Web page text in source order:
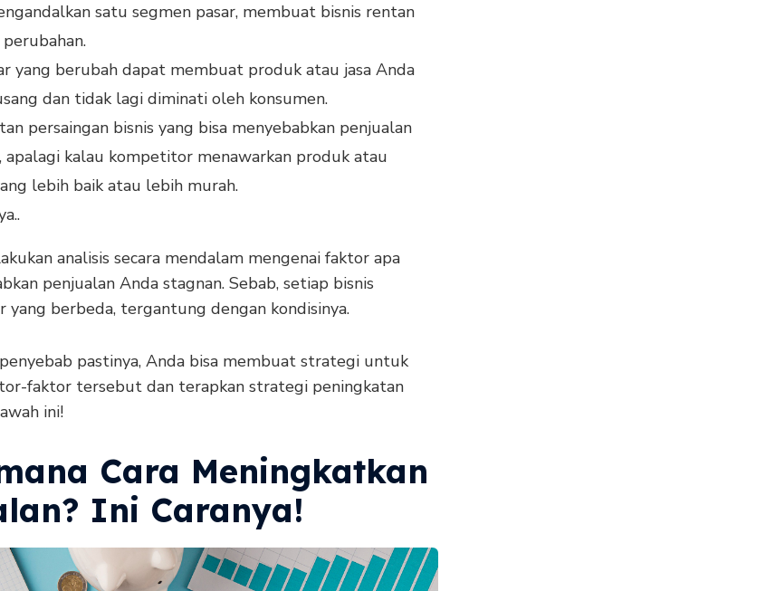
satu segmen pasar, membuat bisnis rentan
yang berubah dapat membuat produk atau jasa Anda
dan tidak lagi diminati oleh konsumen.
persaingan bisnis yang bisa menyebabkan penjualan
apalagi kalau kompetitor menawarkan produk atau
lebih baik atau lebih murah.
analisis secara mendalam mengenai faktor apa
penjualan Anda stagnan. Sebab, setiap bisnis
yang berbeda, tergantung dengan kondisinya.
pastinya, Anda bisa membuat strategi untuk
faktor tersebut dan terapkan strategi peningkatan
ini!
Cara Meningkatkan
Ini Caranya!